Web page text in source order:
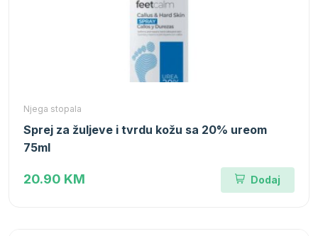
Njega stopala
Sprej za žuljeve i tvrdu kožu sa 20% ureom
75ml
20.90 KM Dodaj